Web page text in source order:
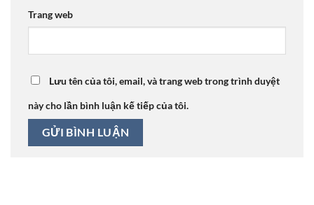
Trang web
Lưu tên của tôi, email, và trang web trong trình duyệt
này cho lần bình luận kế tiếp của tôi.